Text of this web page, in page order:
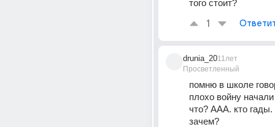
того стоит?
1
drunia_20
Просветленный
11лет
помню в школе
плохо войну
что? ААА. кто гады.
зачем?